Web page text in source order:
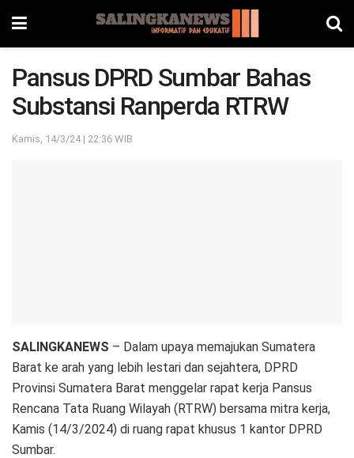
Pansus DPRD Sumbar Bahas
Substansi Ranperda RTRW
Kamis, 14/3/24 | 22:36 WIB
SALINGKANEWS – Dalam upaya memajukan Sumatera
Barat ke arah yang lebih lestari dan sejahtera, DPRD
Provinsi Sumatera Barat menggelar rapat kerja Pansus
Rencana Tata Ruang Wilayah (RTRW) bersama mitra kerja,
Kamis (14/3/2024) di ruang rapat khusus 1 kantor DPRD
Sumbar.